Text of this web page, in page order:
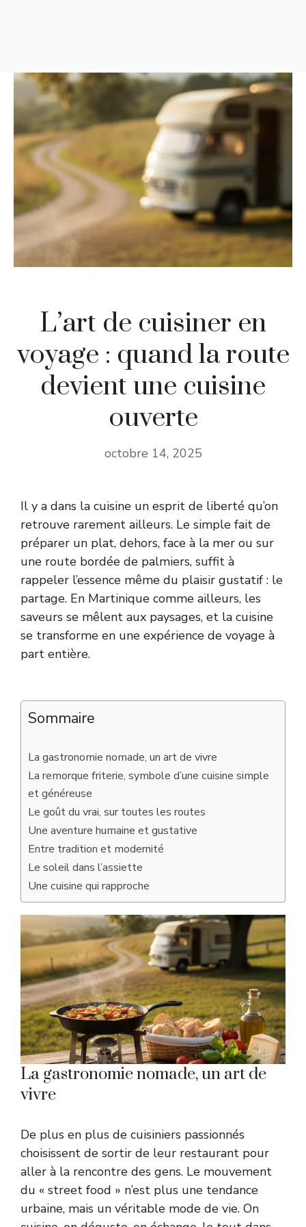
L’art de cuisiner en
voyage : quand la route
devient une cuisine
ouverte
octobre 14, 2025
Il y a dans la cuisine un esprit de liberté qu’on
retrouve rarement ailleurs. Le simple fait de
préparer un plat, dehors, face à la mer ou sur
une route bordée de palmiers, suffit à
rappeler l’essence même du plaisir gustatif : le
partage. En Martinique comme ailleurs, les
saveurs se mêlent aux paysages, et la cuisine
se transforme en une expérience de voyage à
part entière.
Sommaire
La gastronomie nomade, un art de vivre
La remorque friterie, symbole d’une cuisine simple
et généreuse
Le goût du vrai, sur toutes les routes
Une aventure humaine et gustative
Entre tradition et modernité
Le soleil dans l’assiette
Une cuisine qui rapproche
La gastronomie nomade, un art de
vivre
De plus en plus de cuisiniers passionnés
choisissent de sortir de leur restaurant pour
aller à la rencontre des gens. Le mouvement
du « street food » n’est plus une tendance
urbaine, mais un véritable mode de vie. On